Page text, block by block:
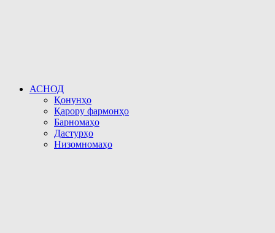
АСНОД
Қонунҳо
Қарору фармонҳо
Барномаҳо
Дастурҳо
Низомномаҳо